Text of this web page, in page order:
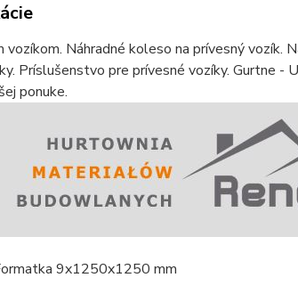
Náhradné koleso na prívesný vozík.
Príslušenstvo pre prívesné vozíky. Gurtne -
ponuke.
9x1250x1250 mm